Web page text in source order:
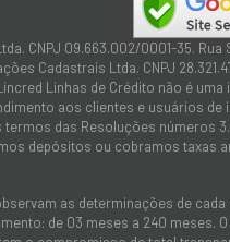
CNPJ 09.663.002/0001-35. Rua
Cadastrais Ltda. CNPJ
Lincred Linhas de Crédito não é
aos clientes e usuários de
das Resoluções números
depósitos ou cobramos taxas
as determinações de cada
de 03 meses a 240 meses.